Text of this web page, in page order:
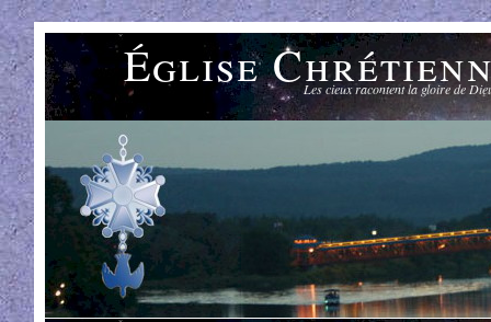
Église Les cieux racontent la gloire de